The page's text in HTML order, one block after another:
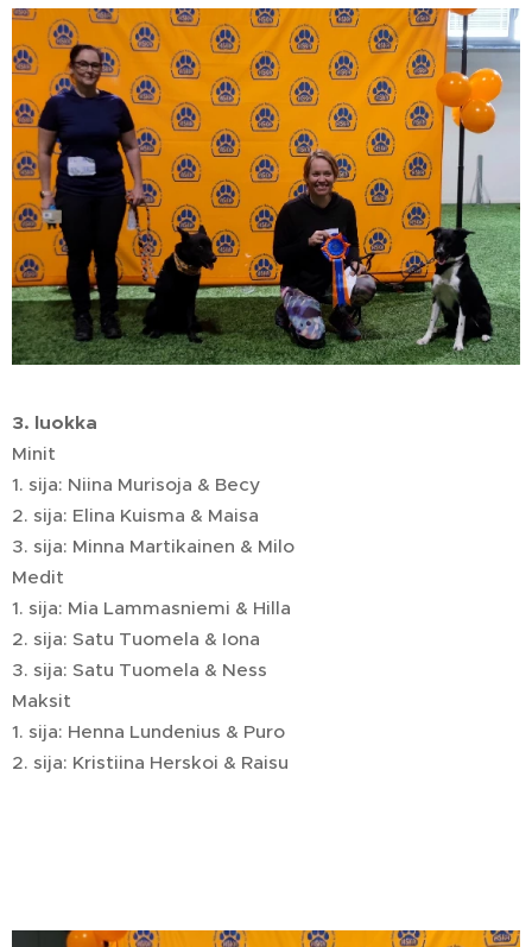
3. luokka
Minit
1. sija: Niina Murisoja & Becy
2. sija: Elina Kuisma & Maisa
3. sija: Minna Martikainen & Milo
Medit
1. sija: Mia Lammasniemi & Hilla
2. sija: Satu Tuomela & Iona
3. sija: Satu Tuomela & Ness
Maksit
1. sija: Henna Lundenius & Puro
2. sija: Kristiina Herskoi & Raisu